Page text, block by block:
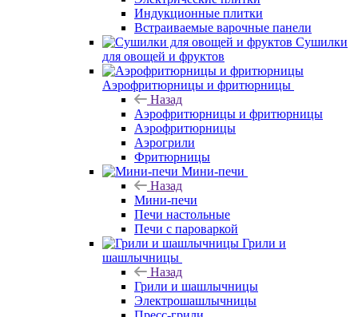
Индукционные плитки
Встраиваемые варочные панели
Сушилки
для овощей и фруктов
Аэрофритюрницы и фритюрницы
Назад
Аэрофритюрницы и фритюрницы
Аэрофритюрницы
Аэрогрили
Фритюрницы
Мини-печи
Назад
Мини-печи
Печи настольные
Печи с пароваркой
Грили и
шашлычницы
Назад
Грили и шашлычницы
Электрошашлычницы